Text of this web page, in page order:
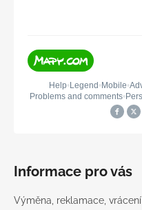
Informace pro vás
Výměna, reklamace, vrácení